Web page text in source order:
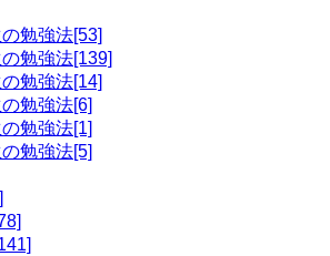
勉強法[53]
勉強法[139]
勉強法[14]
勉強法[6]
勉強法[1]
勉強法[5]